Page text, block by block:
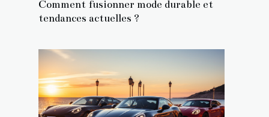
Comment fusionner mode durable et
tendances actuelles ?